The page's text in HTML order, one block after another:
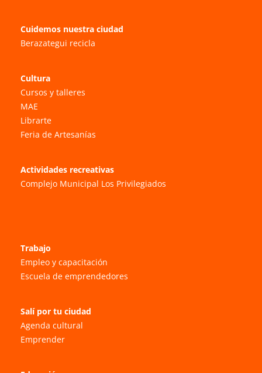
Cuidemos nuestra ciudad
Berazategui recicla
Cultura
Cursos y talleres
MAE
Librarte
Feria de Artesanías
Actividades recreativas
Complejo Municipal Los Privilegiados
Trabajo
Empleo y capacitación
Escuela de emprendedores
Salí por tu ciudad
Agenda cultural
Emprender